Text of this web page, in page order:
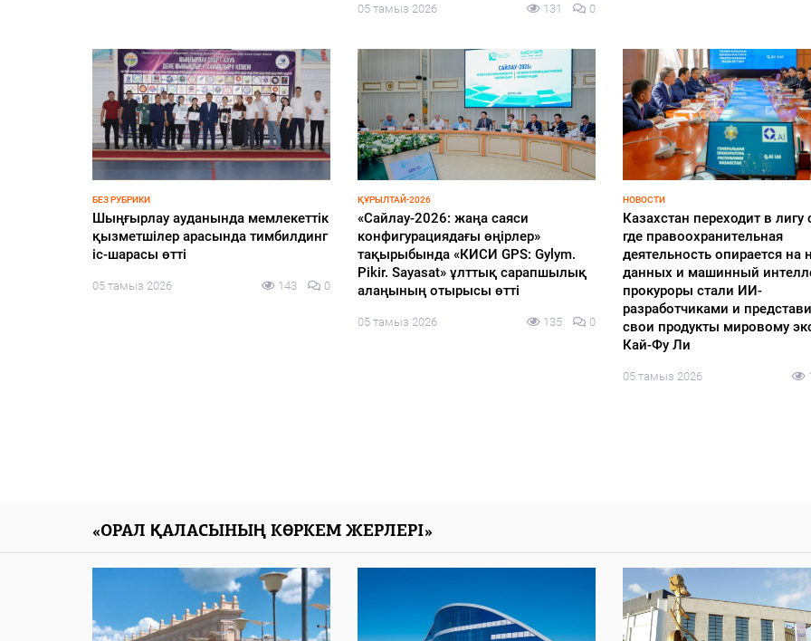
БЕЗ РУБРИКИ
Шыңғырлау ауданында мемлекеттік
қызметшілер арасында тимбилдинг
іс-шарасы өтті
05 тамыз 2026 143 0
05 тамыз 2026 131 0
ҚҰРЫЛТАЙ-2026
«Сайлау-2026: жаңа саяси
конфигурациядағы өңірлер»
тақырыбында «КИСИ GPS: Gylym.
Pikir. Sayasat» ұлттық сарапшылық
алаңының отырысы өтті
05 тамыз 2026 135 0
НОВОСТИ
Казахстан переходит в лигу
где правоохранительная
деятельность опирается на
данных и машинный
прокуроры стали ИИ-
разработчиками и
свои продукты мировому
Кай-Фу Ли
05 тамыз 2026
«ОРАЛ ҚАЛАСЫНЫҢ КӨРКЕМ ЖЕРЛЕРІ»